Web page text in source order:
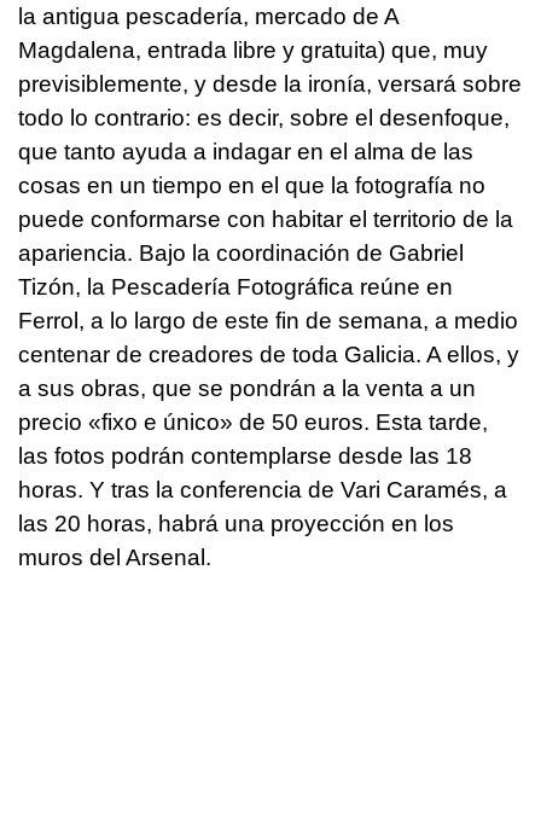
la antigua pescadería, mercado de A
Magdalena, entrada libre y gratuita) que, muy
previsiblemente, y desde la ironía, versará sobre
todo lo contrario: es decir, sobre el desenfoque,
que tanto ayuda a indagar en el alma de las
cosas en un tiempo en el que la fotografía no
puede conformarse con habitar el territorio de la
apariencia. Bajo la coordinación de Gabriel
Tizón, la Pescadería Fotográfica reúne en
Ferrol, a lo largo de este fin de semana, a medio
centenar de creadores de toda Galicia. A ellos, y
a sus obras, que se pondrán a la venta a un
precio «fixo e único» de 50 euros. Esta tarde,
las fotos podrán contemplarse desde las 18
horas. Y tras la conferencia de Vari Caramés, a
las 20 horas, habrá una proyección en los
muros del Arsenal.